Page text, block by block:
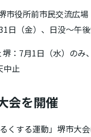
市役所前市民交流広場
31日（金）、日没〜午
堺：7月1日（水）のみ
中止
会を開催
くする運動」堺市大